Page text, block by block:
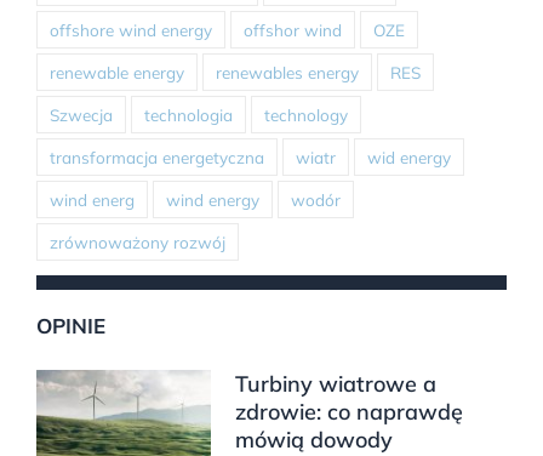
offshore wind energy offshor wind OZE
renewable energy renewables energy RES
Szwecja technologia technology
transformacja energetyczna wiatr wid energy
wind energ wind energy wodór
zrównoważony rozwój
OPINIE
Turbiny wiatrowe a
zdrowie: co naprawdę
mówią dowody